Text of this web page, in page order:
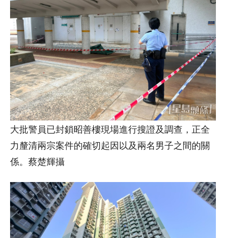
大批警員已封鎖昭善樓現場進行搜證及調查，正全
力釐清兩宗案件的確切起因以及兩名男子之間的關
係。蔡楚輝攝